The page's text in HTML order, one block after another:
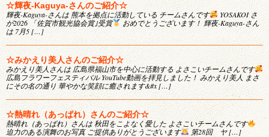
☆輝夜-Kaguya-さんのご紹介☆
輝夜-Kaguya-さんは 熊本を拠点に活動している チームさんです
YOSAKOI さ
が2026 「佐賀市観光協会賞｣受賞
おめでとうございます！ 輝夜-Kaguya-さん
は 7月5 […]
☆みかえり美人さんのご紹介☆
みかえり美人さんは 広島県福山市を中心に活動する よさこいチームさんです
広島フラワーフェスティバル YouTube動画を拝見しました！ みかえり美人 まさ
にその名の通り 華やかな笑顔に癒されます&#x […]
☆熱晴れ（あっぱれ）さんのご紹介☆
熱晴れ（あっぱれ）さんは 秋田をこよなく愛した よさこいチームさんです
迫力のある演舞のお写真 ご提供ありがとうございます
第28回 ヤ […]